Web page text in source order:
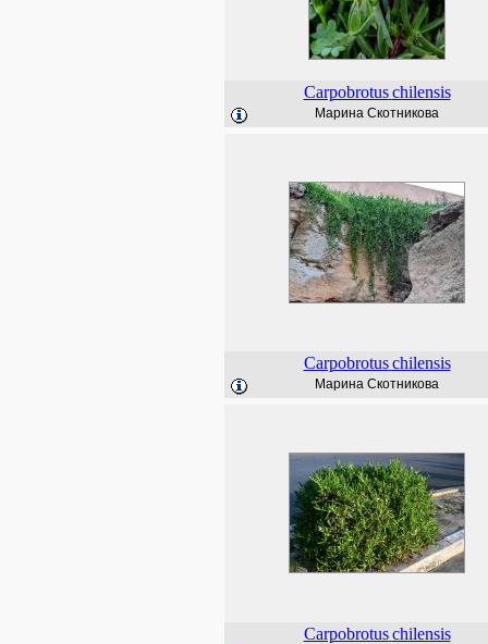
Carpobrotus chilensis
Марина Скотникова
Carpobrotus chilensis
Марина Скотникова
Carpobrotus chilensis